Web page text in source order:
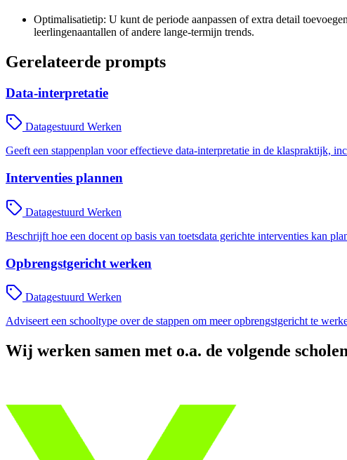
Optimalisatietip: U kunt de periode aanpassen of extra detail
leerlingenaantallen of andere lange-termijn trends.
Gerelateerde prompts
Data-interpretatie
Datagestuurd Werken
Geeft een stappenplan voor effectieve data-interpretatie in de klaspraktijk,
Interventies plannen
Datagestuurd Werken
Beschrijft hoe een docent op basis van toetsdata gerichte interventies kan
Opbrengstgericht werken
Datagestuurd Werken
Adviseert een schooltype over de stappen om meer opbrengstgericht te
Wij werken samen met o.a. de volgende